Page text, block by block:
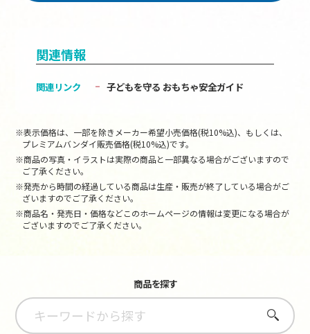
関連情報
関連リンク 子どもを守る おもちゃ安全ガイド
※表示価格は、一部を除きメーカー希望小売価格(税10%込)、もしくは、
プレミアムバンダイ販売価格(税10%込)です。
※商品の写真・イラストは実際の商品と一部異なる場合がございますので
ご了承ください。
※発売から時間の経過している商品は生産・販売が終了している場合がご
ざいますのでご了承ください。
※商品名・発売日・価格などこのホームページの情報は変更になる場合が
ございますのでご了承ください。
商品を探す
さがす